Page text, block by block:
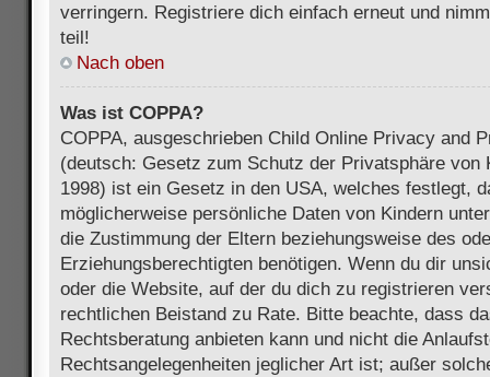
verringern. Registriere dich einfach erneut und
teil!
Nach oben
Was ist COPPA?
COPPA, ausgeschrieben Child Online Privacy and
(deutsch: Gesetz zum Schutz der Privatsphäre von
1998) ist ein Gesetz in den USA, welches festlegt,
möglicherweise persönliche Daten von Kindern
die Zustimmung der Eltern beziehungsweise des
Erziehungsberechtigten benötigen. Wenn du dir
oder die Website, auf der du dich zu registrieren
rechtlichen Beistand zu Rate. Bitte beachte, dass
Rechtsberatung anbieten kann und nicht die
Rechtsangelegenheiten jeglicher Art ist; außer